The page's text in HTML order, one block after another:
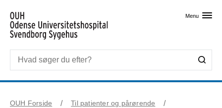
Menu
OUH Forside
Til patienter og pårørende